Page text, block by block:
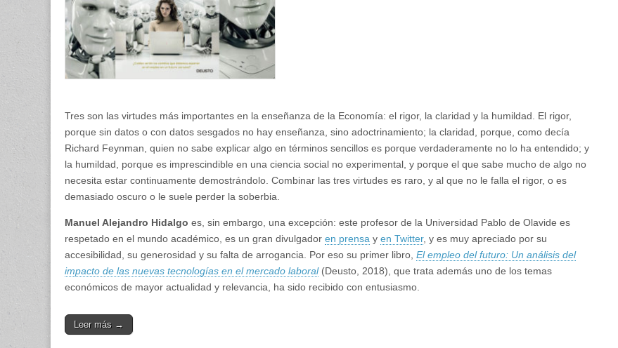
Tres son las virtudes más importantes en la enseñanza de la Economía: el rigor, la claridad y la humildad. El rigor,
porque sin datos o con datos sesgados no hay enseñanza, sino adoctrinamiento; la claridad, porque, como decía
Richard Feynman, quien no sabe explicar algo en términos sencillos es porque verdaderamente no lo ha entendido; y
la humildad, porque es imprescindible en una ciencia social no experimental, y porque el que sabe mucho de algo no
necesita estar continuamente demostrándolo. Combinar las tres virtudes es raro, y al que no le falla el rigor, o es
demasiado oscuro o le suele perder la soberbia.
Manuel Alejandro Hidalgo es, sin embargo, una excepción: este profesor de la Universidad Pablo de Olavide es
respetado en el mundo académico, es un gran divulgador en prensa y en Twitter, y es muy apreciado por su
accesibilidad, su generosidad y su falta de arrogancia. Por eso su primer libro, El empleo del futuro: Un análisis del
impacto de las nuevas tecnologías en el mercado laboral(Deusto, 2018), que trata además uno de los temas
económicos de mayor actualidad y relevancia, ha sido recibido con entusiasmo.
Leer más →